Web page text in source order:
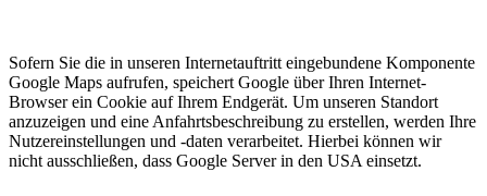
Sofern Sie die in unseren Internetauftritt eingebundene Komponente
Google Maps aufrufen, speichert Google über Ihren Internet-
Browser ein Cookie auf Ihrem Endgerät. Um unseren Standort
anzuzeigen und eine Anfahrtsbeschreibung zu erstellen, werden Ihre
Nutzereinstellungen und -daten verarbeitet. Hierbei können wir
nicht ausschließen, dass Google Server in den USA einsetzt.